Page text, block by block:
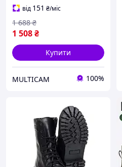
від 151 ₴/міс
1 508₴
1 688 ₴
Купити
MULTICAM 100%